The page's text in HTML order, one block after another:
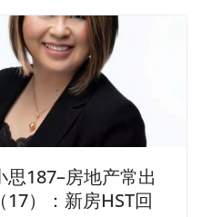
思187–房地产常出
17）：新房HST回